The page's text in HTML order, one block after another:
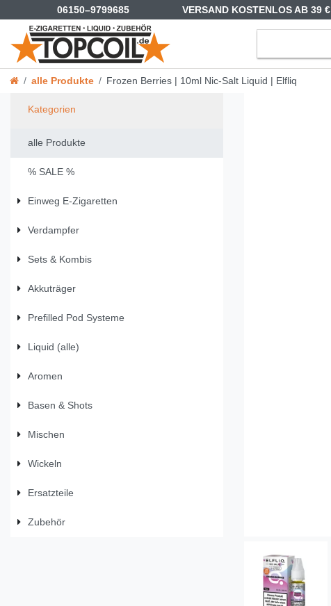
06150–9799685 VERSAND KOSTENLOS AB 39 €
alle Produkte Frozen Berries | 10ml Nic-Salt Liquid | Elfliq
Kategorien
alle Produkte
% SALE %
Einweg E-Zigaretten
Verdampfer
Sets & Kombis
Akkuträger
Prefilled Pod Systeme
Liquid (alle)
Aromen
Basen & Shots
Mischen
Wickeln
Ersatzteile
Zubehör